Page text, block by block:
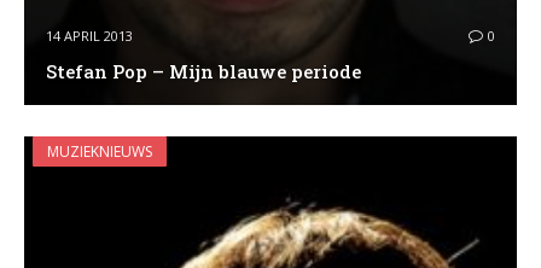
14 APRIL 2013 0
Stefan Pop – Mijn blauwe periode
MUZIEKNIEUWS